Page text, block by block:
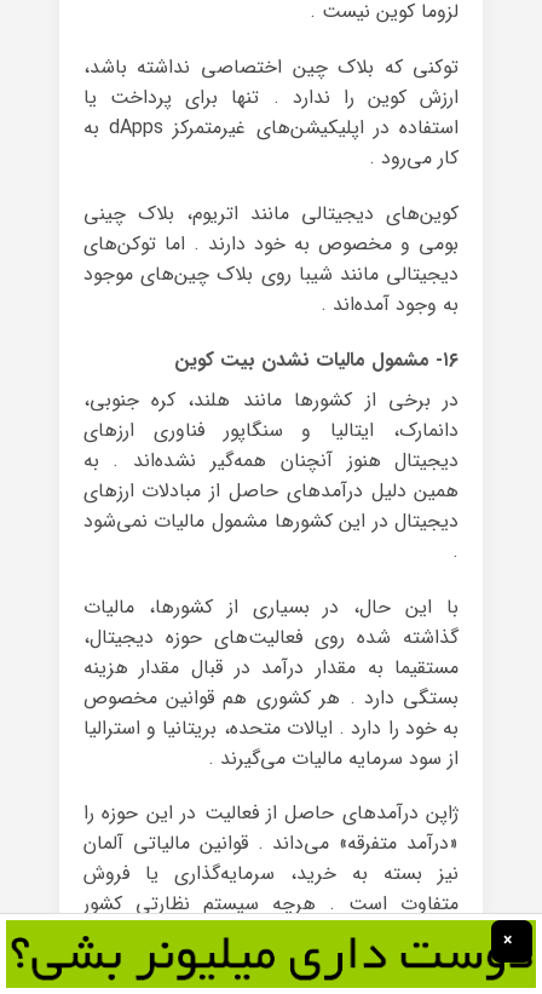
لزوما کوین نیست .
توکنی که بلاک چین اختصاصی نداشته باشد،
ارزش کوین را ندارد . تنها برای پرداخت یا
استفاده در اپلیکیشن‌های غیرمتمرکز dApps به
کار می‌رود .
کوین‌های دیجیتالی مانند اتریوم، بلاک چینی
بومی و مخصوص به خود دارند . اما توکن‌های
دیجیتالی مانند شیبا روی بلاک چین‌های موجود
به وجود آمده‌اند .
۱۶- مشمول مالیات نشدن بیت کوین
در برخی از کشور‌ها مانند هلند، کره جنوبی،
دانمارک، ایتالیا و سنگاپور فناوری ارزهای
دیجیتال هنوز آنچنان همه‌گیر نشده‌اند . به
همین دلیل درآمدهای حاصل از مبادلات ارزهای
دیجیتال در این کشورها مشمول مالیات نمی‌شود
.
با این حال، در بسیاری از کشورها، مالیات
گذاشته شده روی فعالیت‌های حوزه‌ دیجیتال،
مستقیما به مقدار درآمد در قبال مقدار هزینه‌
بستگی دارد . هر کشوری هم قوانین مخصوص
به خود را دارد . ایالات متحده، بریتانیا و استرالیا
از سود سرمایه مالیات می‌گیرند .
ژاپن درآمدهای حاصل از فعالیت در این حوزه را
«درآمد متفرقه» می‌داند . قوانین مالیاتی آلمان
نیز بسته به خرید، سرمایه‌گذاری یا فروش
متفاوت است . هرچه سیستم نظارتی کشور
پیشرفته‌تر باشد، سیستم مالیاتی پیچیده‌تر است
.
×